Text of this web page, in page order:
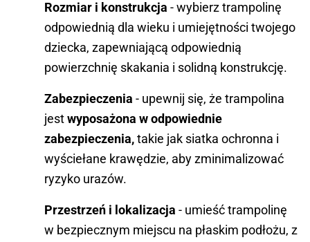
Rozmiar i konstrukcja - wybierz trampolinę
odpowiednią dla wieku i umiejętności twojego
dziecka, zapewniającą odpowiednią
powierzchnię skakania i solidną konstrukcję.
Zabezpieczenia - upewnij się, że trampolina
jestwyposażona w odpowiednie
zabezpieczenia,takie jak siatka ochronna i
wyściełane krawędzie, aby zminimalizować
ryzyko urazów.
Przestrzeń i lokalizacja - umieść trampolinę
w bezpiecznym miejscu na płaskim podłożu, z